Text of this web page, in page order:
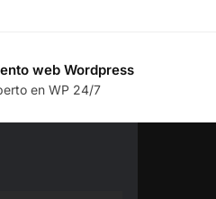
web Wordpress
en WP 24/7